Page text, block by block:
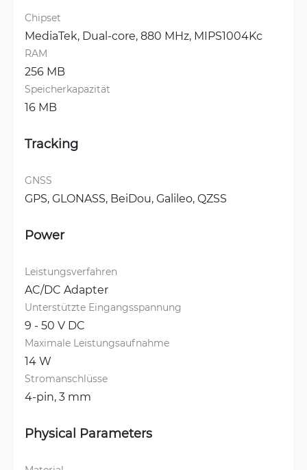
Chipset
MediaTek, Dual-core, 880 MHz, MIPS1004Kc
RAM
256 MB
Speicherkapazität
16 MB
Tracking
GNSS
GPS, GLONASS, BeiDou, Galileo, QZSS
Power
Leistungsverfahren
AC/DC Adapter
Unterstützte Eingangsspannung
9 - 50 V DC
Maximale Leistungsaufnahme
14 W
Stromanschlüsse
4-pin, 3 mm
Physical Parameters